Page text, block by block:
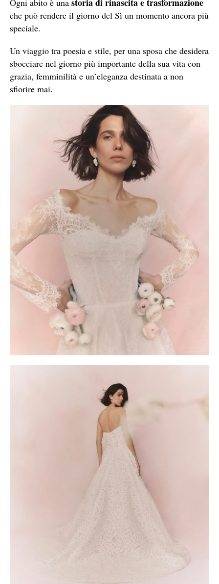
che può rendere il giorno del Sì un momento ancora più
speciale.
Un viaggio tra poesia e stile, per una sposa che desidera
sbocciare nel giorno più importante della sua vita con
grazia, femminilità e un’eleganza destinata a non
sfiorire mai.